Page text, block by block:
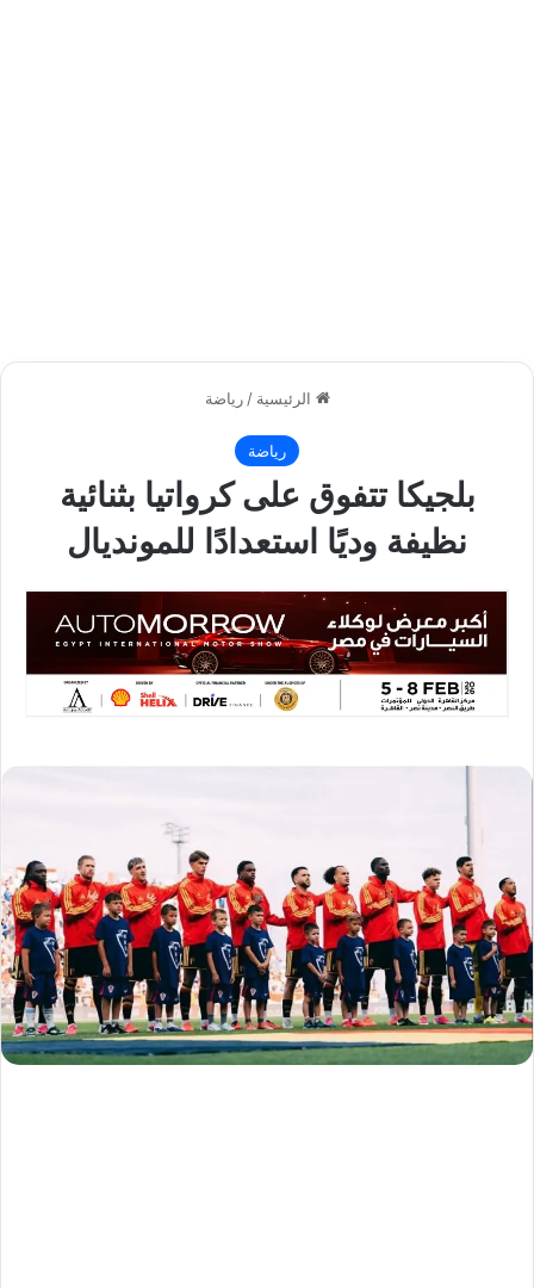
الرئيسية / رياضة
رياضة
بلجيكا تتفوق على كرواتيا بثنائية
نظيفة وديًا استعدادًا للمونديال